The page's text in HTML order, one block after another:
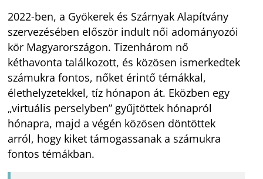
2022-ben, a Gyökerek és Szárnyak Alapítvány
szervezésében először indult női adományozói
kör Magyarországon. Tizenhárom nő
kéthavonta találkozott, és közösen ismerkedtek
számukra fontos, nőket érintő témákkal,
élethelyzetekkel, tíz hónapon át. Eközben egy
„virtuális perselyben” gyűjtöttek hónapról
hónapra, majd a végén közösen döntöttek
arról, hogy kiket támogassanak a számukra
fontos témákban.